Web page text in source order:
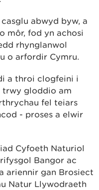
abwyd byw, a
môr, fod yn achosi
rhynglanwol
o arfordir Cymru.
a throi clogfeini i
trwy gloddio am
fel teiars
- proses a elwir
Cyfoeth Naturiol
Bangor ac
ariennir gan Brosiect
Natur Llywodraeth